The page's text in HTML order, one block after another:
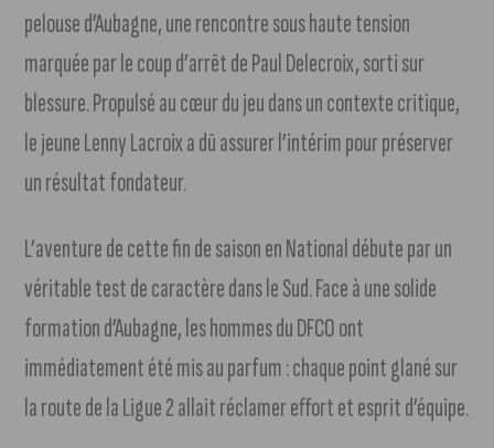
pelouse d’Aubagne, une rencontre sous haute tension
marquée par le coup d’arrêt de Paul Delecroix, sorti sur
blessure. Propulsé au cœur du jeu dans un contexte critique,
le jeune Lenny Lacroix a dû assurer l’intérim pour préserver
un résultat fondateur.
L’aventure de cette fin de saison en National débute par un
véritable test de caractère dans le Sud. Face à une solide
formation d’Aubagne, les hommes du DFCO ont
immédiatement été mis au parfum : chaque point glané sur
la route de la Ligue 2 allait réclamer effort et esprit d’équipe.